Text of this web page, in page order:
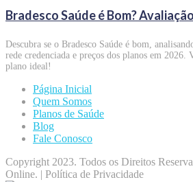
Bradesco Saúde é Bom?
Descubra se o Bradesco Saúde é bom,
rede credenciada e preços dos planos em 2026.
plano ideal!
Página Inicial
Quem Somos
Planos de Saúde
Blog
Fale Conosco
Copyright 2023. Todos os Direitos
Online. | Política de Privacidade